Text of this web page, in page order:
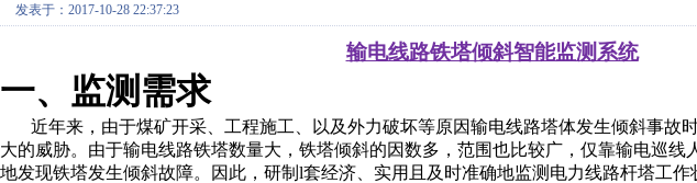
发表于：2017-10-28 22:37:23
输电线路铁塔倾斜智能监测系统
一、监测需求
近年来，由于煤矿开采、工程施工、以及外力破坏等原因输电线路塔体发生倾斜事故
大的威胁。由于输电线路铁塔数量大，铁塔倾斜的因数多，范围也比较广，仅靠输电巡线
地发现铁塔发生倾斜故障。因此，研制 l套经济、实用且及时准确地监测电力线路杆塔工